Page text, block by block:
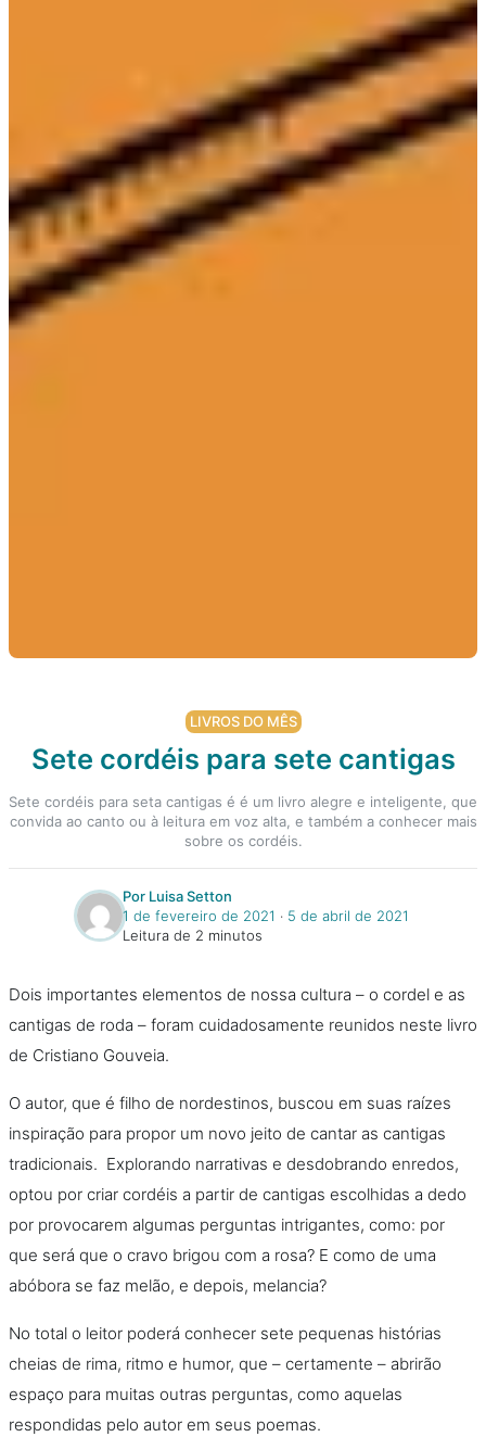
LIVROS DO MÊS
Sete cordéis para sete cantigas
Sete cordéis para seta cantigas é é um livro alegre e inteligente, que
convida ao canto ou à leitura em voz alta, e também a conhecer mais
sobre os cordéis.
Por Luisa Setton
1 de fevereiro de 2021 ‧ 5 de abril de 2021
Leitura de 2 minutos
Dois importantes elementos de nossa cultura – o cordel e as
cantigas de roda – foram cuidadosamente reunidos neste livro
de Cristiano Gouveia.
O autor, que é filho de nordestinos, buscou em suas raízes
inspiração para propor um novo jeito de cantar as cantigas
tradicionais. Explorando narrativas e desdobrando enredos,
optou por criar cordéis a partir de cantigas escolhidas a dedo
por provocarem algumas perguntas intrigantes, como: por
que será que o cravo brigou com a rosa? E como de uma
abóbora se faz melão, e depois, melancia?
No total o leitor poderá conhecer sete pequenas histórias
cheias de rima, ritmo e humor, que – certamente – abrirão
espaço para muitas outras perguntas, como aquelas
respondidas pelo autor em seus poemas.